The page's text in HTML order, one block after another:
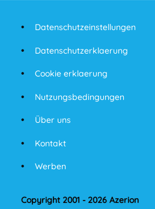
Datenschutzeinstellungen
Datenschutzerklaerung
Cookie erklaerung
Nutzungsbedingungen
Über uns
Kontakt
Werben
Copyright 2001 - 2026 Azerion